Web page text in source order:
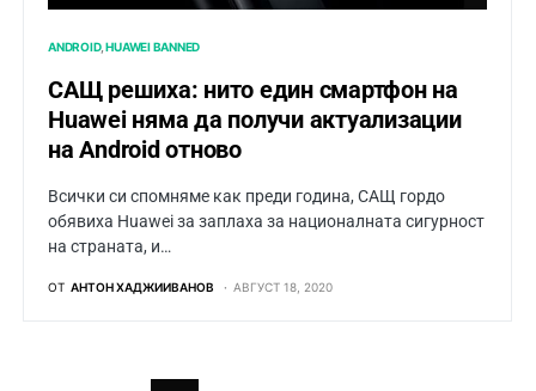
ANDROID HUAWEI BANNED
САЩ решиха: нито един смартфон на
Huawei няма да получи актуализации
на Android отново
Всички си спомняме как преди година, САЩ гордо
обявиха Huawei за заплаха за националната сигурност
на страната, и…
ОТ АНТОН ХАДЖИИВАНОВ АВГУСТ 18, 2020